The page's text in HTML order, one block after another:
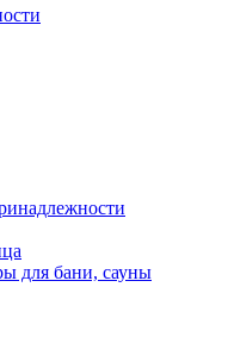
для бани, сауны